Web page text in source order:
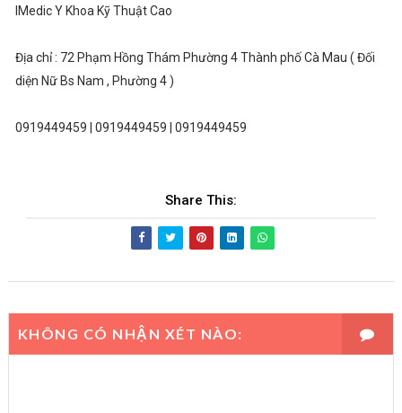
IMedic Y Khoa Kỹ Thuật Cao
Địa chỉ : 72 Phạm Hồng Thám Phường 4 Thành phố Cà Mau ( Đối
diện Nữ Bs Nam , Phường 4 )
0919449459 | 0919449459 | 0919449459
Share This:
KHÔNG CÓ NHẬN XÉT NÀO: